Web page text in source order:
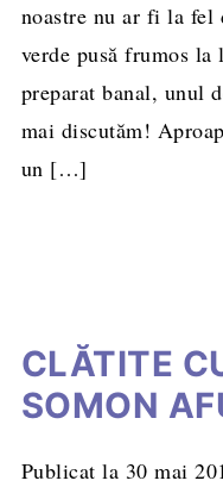
noastre nu ar fi la fel
verde pusă frumos
preparat banal, unul
mai discutăm!
un […]
CLĂTITE
SOMON
Publicat la 30 mai